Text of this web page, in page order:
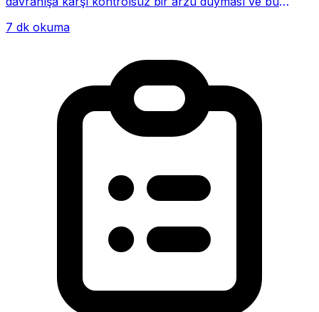
7 dk okuma